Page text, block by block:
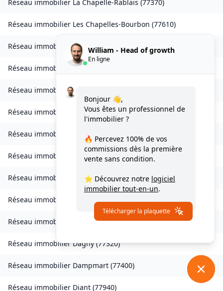
Réseau immobilier La Chapelle-Rablais (77370)
Réseau immobilier Les Chapelles-Bourbon (77610)
Réseau immobilierCharmentray 77410
Réseau immobilier Charny
Réseau immobilierChessy
Réseau immobilier Combs-la-Ville(77380)
Réseau immobilier Compans
Réseau immobilier Condé-Sainte-Libiaire(77450
Réseau immobilier Coupvray(77700)
Réseau immobilier Courchamp(77560)
Réseau immobilier Crouy-sur-Ourcq(77840)
Réseau immobilierDagny(77320)
Réseau immobilier Dampmart (77400)
Réseau immobilier Diant (77940)
William - Head of growth
En ligne
Bonjour 👋,
Vous êtes un professionnel de
l'immobilier ?
🔥 Percevez 100% de vos
commissions dès la première
vente sans condition.
⭐ Découvrez notre logiciel
immobilier tout-en-un.
Télécharger la plaquette